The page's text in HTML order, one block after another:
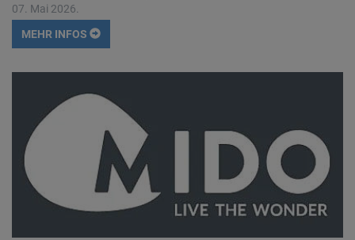
07. Mai 2026.
MEHR INFOS